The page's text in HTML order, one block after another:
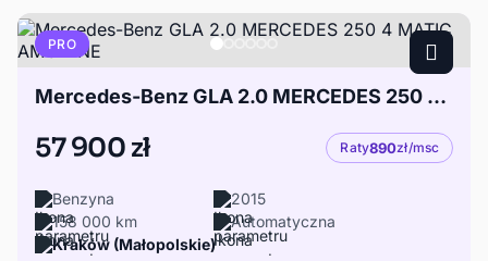
PRO
Mercedes-Benz GLA 2.0 MERCEDES 250 4 MATIC AMG LINE
57 900 zł Raty890zł/msc
Benzyna
2015
158 000 km
Automatyczna
Kraków (Małopolskie)